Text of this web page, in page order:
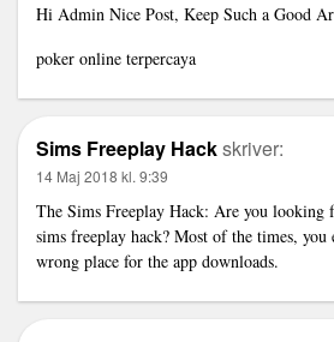
Hi Admin Nice Post, Keep Such a Good
poker online terpercaya
Sims Freeplay Hackskriver:
14 Maj 2018 kl. 9:39
The Sims Freeplay Hack: Are you looking
sims freeplay hack? Most of the times, you
wrong place for the app downloads.